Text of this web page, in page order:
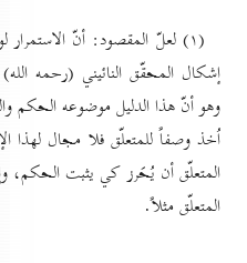
(۱) لعلّ المقصود: أنّ
إشكال المحقّق النائيني (رحمه
وهو أنّ هذا الدليل موضوعه الحكم
اُخذ وصفاً للمتعلّق فلا مجال
المتعلّق أن يُحَرز كي يثبت الحكم،
المتعلّق مثلاً.